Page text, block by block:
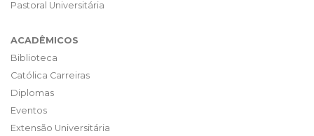
Pastoral Universitária
ACADÊMICOS
Biblioteca
Católica Carreiras
Diplomas
Eventos
Extensão Universitária